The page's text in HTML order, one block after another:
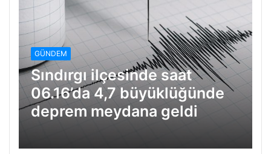
GÜNDEM
Sındırgı ilçesinde saat
06.16’da 4,7 büyüklüğünde
deprem meydana geldi